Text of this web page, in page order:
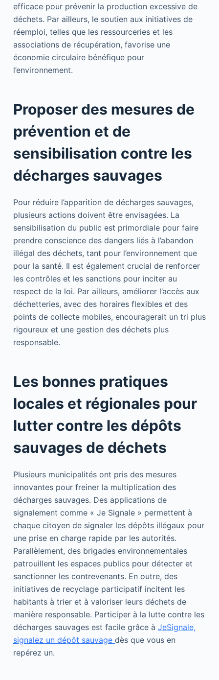
efficace pour prévenir la production excessive de
déchets. Par ailleurs, le soutien aux initiatives de
réemploi, telles que les ressourceries et les
associations de récupération, favorise une
économie circulaire bénéfique pour
l’environnement.
Proposer des mesures de
prévention et de
sensibilisation contre les
décharges sauvages
Pour réduire l’apparition de décharges sauvages,
plusieurs actions doivent être envisagées. La
sensibilisation du public est primordiale pour faire
prendre conscience des dangers liés à l’abandon
illégal des déchets, tant pour l’environnement que
pour la santé. Il est également crucial de renforcer
les contrôles et les sanctions pour inciter au
respect de la loi. Par ailleurs, améliorer l’accès aux
déchetteries, avec des horaires flexibles et des
points de collecte mobiles, encouragerait un tri plus
rigoureux et une gestion des déchets plus
responsable.
Les bonnes pratiques
locales et régionales pour
lutter contre les dépôts
sauvages de déchets
Plusieurs municipalités ont pris des mesures
innovantes pour freiner la multiplication des
décharges sauvages. Des applications de
signalement comme « Je Signale » permettent à
chaque citoyen de signaler les dépôts illégaux pour
une prise en charge rapide par les autorités.
Parallèlement, des brigades environnementales
patrouillent les espaces publics pour détecter et
sanctionner les contrevenants. En outre, des
initiatives de recyclage participatif incitent les
habitants à trier et à valoriser leurs déchets de
manière responsable. Participer à la lutte contre les
décharges sauvages est facile grâce à JeSignale,
signalez un dépôt sauvage dès que vous en
repérez un.